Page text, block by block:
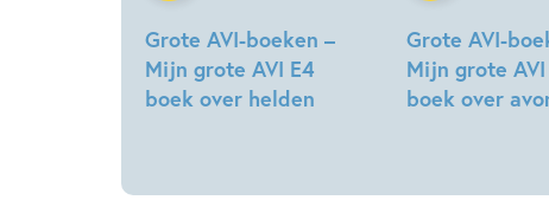
Grote AVI-boeken –
Mijn grote AVI E4
boek over helden
Grote AVI-
Mijn grote
boek over